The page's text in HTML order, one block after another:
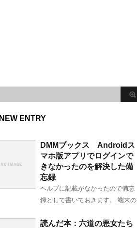
NEW ENTRY
DMMブックス Androidス
マホ版アプリでログインで
きなかったのを解決した備
忘録
ヘルプに記載がなかったので備忘
録として書いておきます。 端末の
読んだ本：六道の悪女たち